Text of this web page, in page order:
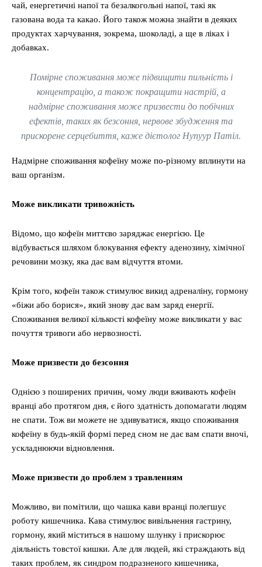
чай, енергетичні напої та безалкогольні напої, такі як
газована вода та какао. Його також можна знайти в деяких
продуктах харчування, зокрема, шоколаді, а ще в ліках і
добавках.
Помірне споживання може підвищити пильність і
концентрацію, а також покращити настрій, а
надмірне споживання може призвести до побічних
ефектів, таких як безсоння, нервове збудження та
прискорене серцебиття, каже дієтолог Нупуур Патіл.
Надмірне споживання кофеїну може по-різному вплинути на
ваш організм.
Може викликати тривожність
Відомо, що кофеїн миттєво заряджає енергією. Це
відбувається шляхом блокування ефекту аденозину, хімічної
речовини мозку, яка дає вам відчуття втоми.
Крім того, кофеїн також стимулює викид адреналіну, гормону
«біжи або борися», який знову дає вам заряд енергії.
Споживання великої кількості кофеїну може викликати у вас
почуття тривоги або нервозності.
Може призвести до безсоння
Однією з поширених причин, чому люди вживають кофеїн
вранці або протягом дня, є його здатність допомагати людям
не спати. Тож ви можете не здивуватися, якщо споживання
кофеїну в будь-якій формі перед сном не дає вам спати вночі,
ускладнюючи відновлення.
Може призвести до проблем з травленням
Можливо, ви помітили, що чашка кави вранці полегшує
роботу кишечника. Кава стимулює вивільнення гастрину,
гормону, який міститься в нашому шлунку і прискорює
діяльність товстої кишки. Але для людей, які страждають від
таких проблем, як синдром подразненого кишечника,